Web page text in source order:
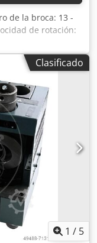
de la broca: 13 -
de rotación:
del motor: 0,25
Características: -
de HSS/metal
proceso de afilado
a 140° - Diseño
de sujeción
para reducir la
posterior de
la fricción entre la
de bolas de
de afilado CBN
- Portapinzas ER
Clasificado
1 / 5